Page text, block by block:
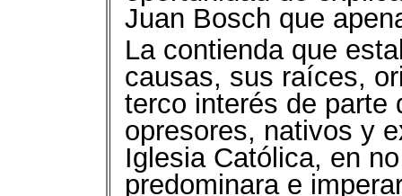
Juan Bosch que
La contienda que
causas, sus raíces,
terco interés de parte
opresores, nativos y
Iglesia Católica, en
predominara e